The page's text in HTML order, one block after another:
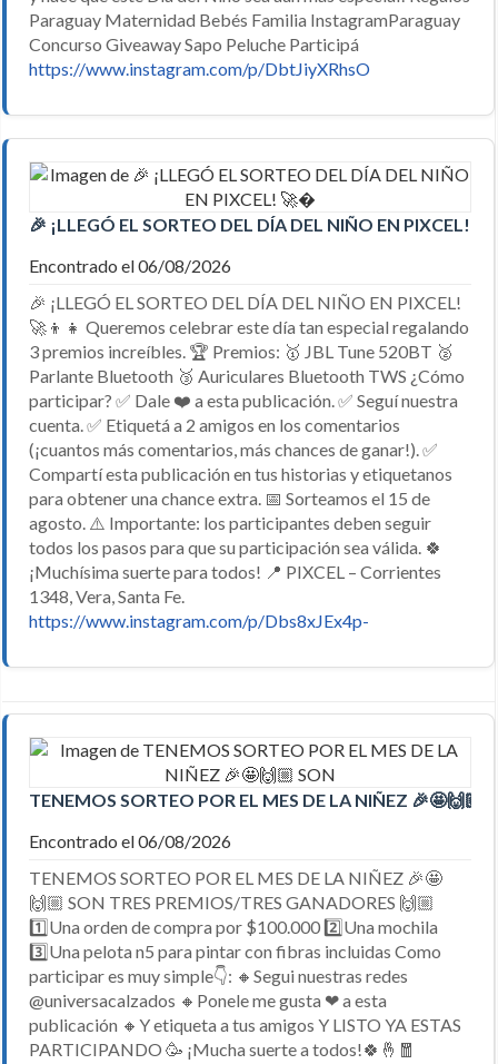
Paraguay Maternidad Bebés Familia InstagramParaguay
Concurso Giveaway Sapo Peluche Participá
https://www.instagram.com/p/DbtJiyXRhsO
🎉 ¡LLEGÓ EL SORTEO DEL DÍA DEL NIÑO EN PIXCEL!
Encontrado el 06/08/2026
🎉 ¡LLEGÓ EL SORTEO DEL DÍA DEL NIÑO EN PIXCEL!
🚀👦👧 Queremos celebrar este día tan especial regalando
3 premios increíbles. 🏆 Premios: 🥇 JBL Tune 520BT 🥈
Parlante Bluetooth 🥉 Auriculares Bluetooth TWS ¿Cómo
participar? ✅ Dale ❤️ a esta publicación. ✅ Seguí nuestra
cuenta. ✅ Etiquetá a 2 amigos en los comentarios
(¡cuantos más comentarios, más chances de ganar!). ✅
Compartí esta publicación en tus historias y etiquetanos
para obtener una chance extra. 📅 Sorteamos el 15 de
agosto. ⚠️ Importante: los participantes deben seguir
todos los pasos para que su participación sea válida. 🍀
¡Muchísima suerte para todos! 📍 PIXCEL – Corrientes
1348, Vera, Santa Fe.
https://www.instagram.com/p/Dbs8xJEx4p-
TENEMOS SORTEO POR EL MES DE LA NIÑEZ 🎉🤩🙌🏼
Encontrado el 06/08/2026
TENEMOS SORTEO POR EL MES DE LA NIÑEZ 🎉🤩
🙌🏼 SON TRES PREMIOS/TRES GANADORES 🙌🏼
1️⃣Una orden de compra por $100.000 2️⃣Una mochila
3️⃣Una pelota n5 para pintar con fibras incluidas Como
participar es muy simple👇: 🔸️Segui nuestras redes
@universacalzados 🔸️Ponele me gusta ❤ a esta
publicación 🔸️Y etiqueta a tus amigos Y LISTO YA ESTAS
PARTICIPANDO 🥳 ¡Mucha suerte a todos!🍀🤞🧧